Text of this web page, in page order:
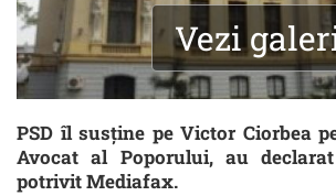
Vezi
PSD îl susţine pe Victor Ciorbea
Avocat al Poporului, au
potrivit Mediafax.